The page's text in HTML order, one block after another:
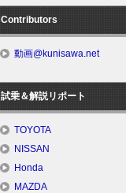
Contributors
動画@kunisawa.net
試乗＆解説リポート
TOYOTA
NISSAN
Honda
MAZDA